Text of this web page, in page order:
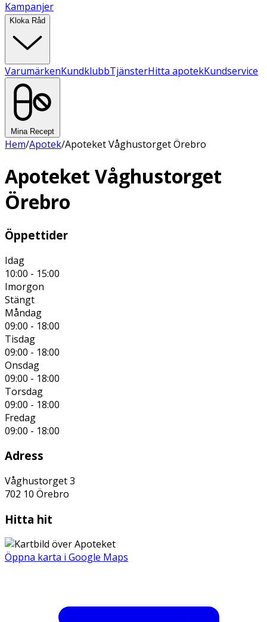
Kampanjer
Kloka Råd
VarumärkenKundklubbTjänsterHitta apotekKundservice
Mina Recept
Hem/Apotek/Apoteket Våghustorget Örebro
Apoteket Våghustorget
Örebro
Öppettider
Idag
10:00 - 15:00
Imorgon
Stängt
Måndag
09:00 - 18:00
Tisdag
09:00 - 18:00
Onsdag
09:00 - 18:00
Torsdag
09:00 - 18:00
Fredag
09:00 - 18:00
Adress
Våghustorget 3
702 10 Örebro
Hitta hit
Öppna karta i Google Maps